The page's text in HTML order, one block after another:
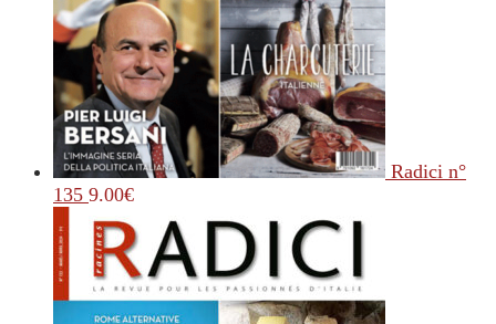
Radici n°
135 9.00€